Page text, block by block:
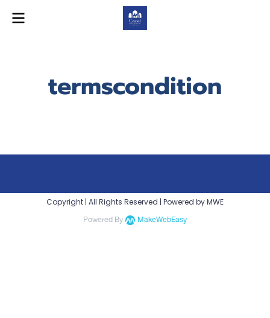
termscondition
Copyright | All Rights Reserved | Powered by MWE
Powered By MakeWebEasy